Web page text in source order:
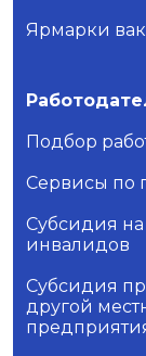
Ярмарки
Подбор
Сервисы по
Субсидия
инвалидов
Субсидия
другой